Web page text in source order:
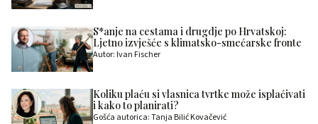
S*anje na cestama i drugdje po Hrvatskoj:
Ljetno izvješće s klimatsko-smećarske fronte
Autor: Ivan Fischer
Koliku plaću si vlasnica tvrtke može isplaćivati
i kako to planirati?
Gošća autorica: Tanja Bilić Kovačević